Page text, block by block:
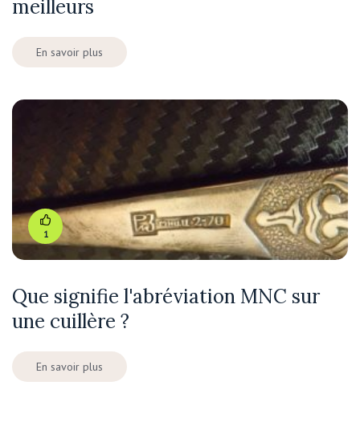
meilleurs
En savoir plus
1
Que signifie l'abréviation MNC sur
une cuillère ?
En savoir plus